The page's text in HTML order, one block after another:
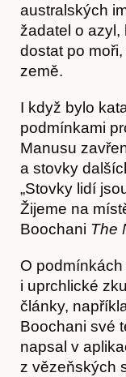
australských
žadatel o azyl,
dostat po
země.
I když bylo
podmínkami
Manusu
a stovky
„Stovky lidí
Žijeme na
Boochani The
O
i uprchlické
články,
Boochani své
napsal v
z vězeňských